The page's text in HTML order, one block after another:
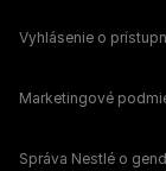
Vyhlásenie o
Marketingové
Správa Nestlé o